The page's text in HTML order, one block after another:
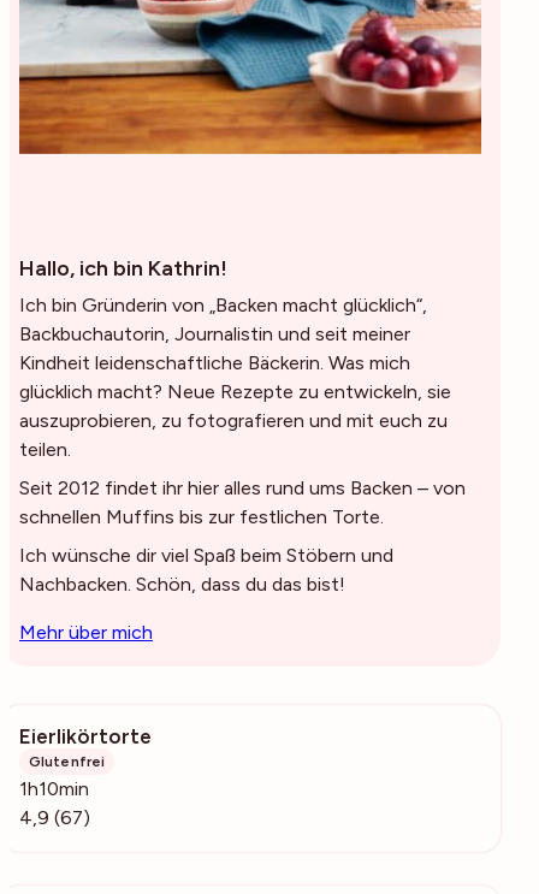
Hallo, ich bin Kathrin!
Ich bin Gründerin von „Backen macht glücklich“,
Backbuchautorin, Journalistin und seit meiner
Kindheit leidenschaftliche Bäckerin. Was mich
glücklich macht? Neue Rezepte zu entwickeln, sie
auszuprobieren, zu fotografieren und mit euch zu
teilen.
Seit 2012 findet ihr hier alles rund ums Backen – von
schnellen Muffins bis zur festlichen Torte.
Ich wünsche dir viel Spaß beim Stöbern und
Nachbacken. Schön, dass du das bist!
Mehr über mich
Eierlikörtorte
Glutenfrei
1h10min
4,9 (67)